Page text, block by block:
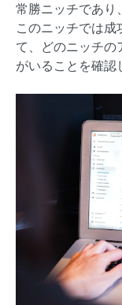
常勝ニッチであり
このニッチでは成
て、どのニッチの
がいることを確認